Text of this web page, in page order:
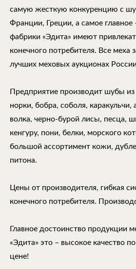
самую жесткую конкуренцию с
Франции, Греции, а самое
фабрики «Эдита» имеют
конечного потребителя. Все меха
лучших меховых аукционах
Предприятие производит шубы
норки, бобра, соболя, каракульчи,
волка, черно-бурой лисы, песца,
кенгуру, пони, белки, морского
большой ассортимент кожи,
питона.
Цены от производителя, гибкая
конечного потребителя.
Главное достоинство продукции
«Эдита» это – высокое качество
цене!